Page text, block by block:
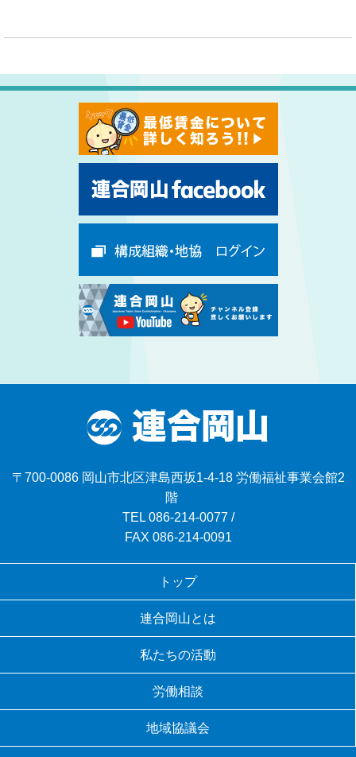
〒700-0086 岡山市北区津島西坂1-4-18 労働福祉事業会館2
階
TEL 086-214-0077 /
FAX 086-214-0091
トップ
連合岡山とは
私たちの活動
労働相談
地域協議会